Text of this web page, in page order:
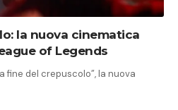
la nuova cinematica
of Legends
fine del crepuscolo”, la nuova